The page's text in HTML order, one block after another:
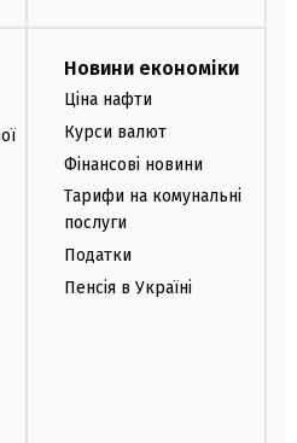
Новини економіки
Ціна нафти
Курси валют
Фінансові новини
Тарифи на комунальні
послуги
Податки
Пенсія в Україні